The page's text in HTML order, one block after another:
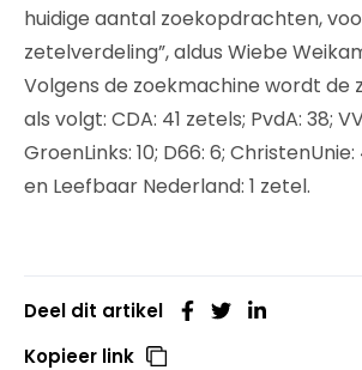
huidige aantal zoekopdrachten,
zetelverdeling”, aldus Wiebe
Volgens de zoekmachine wordt de
als volgt: CDA: 41 zetels; PvdA: 38;
GroenLinks: 10; D66: 6; ChristenUnie:
en Leefbaar Nederland: 1 zetel.
Deel dit artikel
Kopieer link